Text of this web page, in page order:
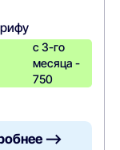
с 3-го
месяца -
750
—>